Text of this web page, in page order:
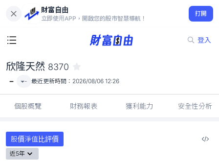
財富自由
立即使用APP，開啟您的股市智慧導航！
打開
登入
-
欣隆天然 8370
- - 最近更新時間： 2026/08/06 12:26
個股概覽 財務報表 獲利能力 安全性分析
股價淨值比評價
近5年